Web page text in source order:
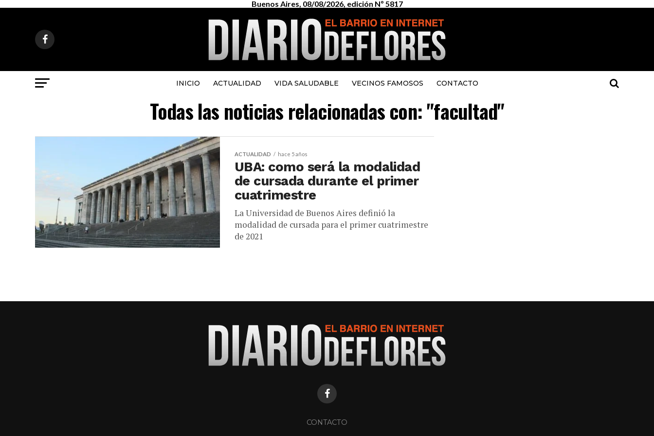
Buenos Aires, 08/08/2026, edición Nº 5817
INICIO ACTUALIDAD VIDA SALUDABLE VECINOS FAMOSOS CONTACTO
Todas las noticias relacionadas con: "facultad"
ACTUALIDAD hace 5 años
UBA: como será la modalidad
de cursada durante el primer
cuatrimestre
La Universidad de Buenos Aires definió la
modalidad de cursada para el primer cuatrimestre
de 2021
CONTACTO